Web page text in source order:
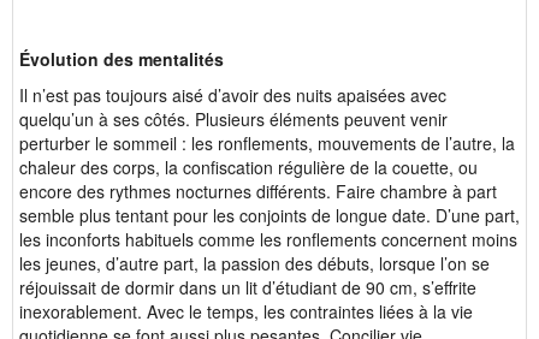
Évolution des mentalités
Il n’est pas toujours aisé d’avoir des nuits apaisées avec
quelqu’un à ses côtés. Plusieurs éléments peuvent venir
perturber le sommeil : les ronflements, mouvements de l’autre, la
chaleur des corps, la confiscation régulière de la couette, ou
encore des rythmes nocturnes différents. Faire chambre à part
semble plus tentant pour les conjoints de longue date. D’une part,
les inconforts habituels comme les ronflements concernent moins
les jeunes, d’autre part, la passion des débuts, lorsque l’on se
réjouissait de dormir dans un lit d’étudiant de 90 cm, s’effrite
inexorablement. Avec le temps, les contraintes liées à la vie